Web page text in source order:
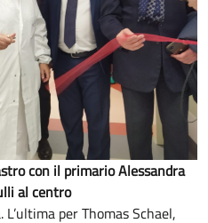
con il primario Alessandra
al centro
per Thomas Schael,